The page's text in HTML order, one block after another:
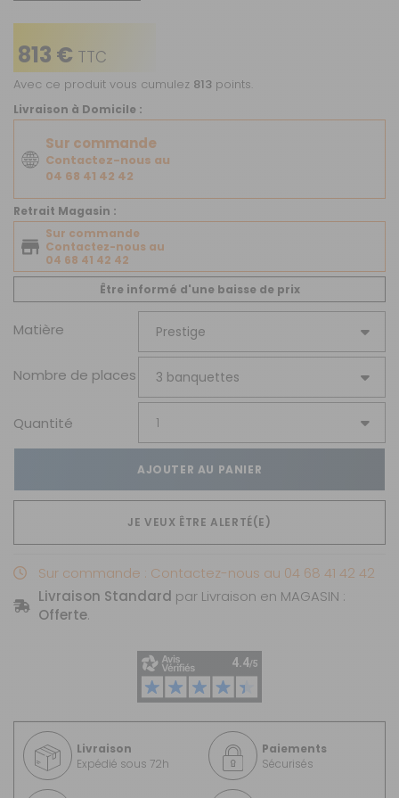
813 € TTC
Avec ce produit vous cumulez 813 points.
Livraison à Domicile :
Sur commande
Contactez-nous au
04 68 41 42 42
Retrait Magasin :
Sur commande
Contactez-nous au
04 68 41 42 42
Être informé d'une baisse de prix
Matière
Nombre de places
Quantité
AJOUTER AU PANIER
JE VEUX ÊTRE ALERTÉ(E)
Sur commande : Contactez-nous au 04 68 41 42 42
Livraison Standard par Livraison en MAGASIN :
Offerte.
Livraison
Expédié sous 72h
Paiements
Sécurisés